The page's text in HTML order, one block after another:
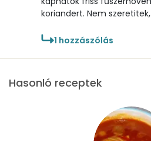
koriandert. Nem
1 hozzászólás
Hasonló receptek